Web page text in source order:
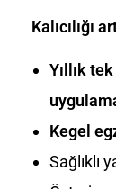
Kalıcılığı
Yıllık
Kegel
Sağlıklı